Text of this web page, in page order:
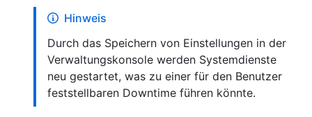
Hinweis
Durch das Speichern von Einstellungen in der
Verwaltungskonsole werden Systemdienste
neu gestartet, was zu einer für den Benutzer
feststellbaren Downtime führen könnte.